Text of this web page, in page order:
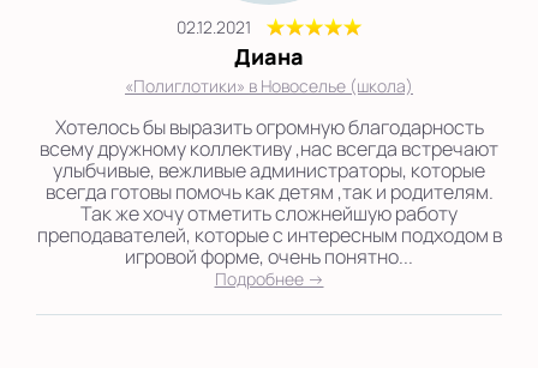
02.12.2021
Диана
«Полиглотики» в Новоселье (школа)
Хотелось бы выразить огромную благодарность
всему дружному коллективу ,нас всегда встречают
улыбчивые, вежливые администраторы, которые
всегда готовы помочь как детям ,так и родителям.
Так же хочу отметить сложнейшую работу
преподавателей, которые с интересным подходом в
игровой форме, очень понятно...
Подробнее →